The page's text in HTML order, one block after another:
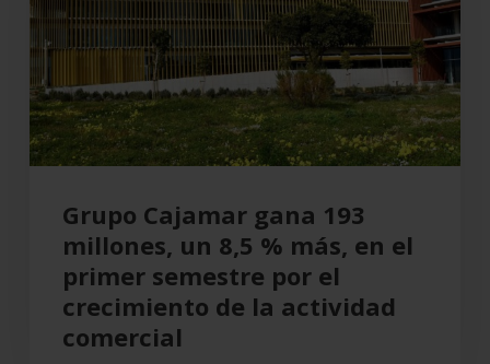
millones,
un
8,5
%
más,
en
primer
semestre
crecimiento
Grupo Cajamar gana 193
millones, un 8,5 % más, en el
primer semestre por el
crecimiento de la actividad
comercial